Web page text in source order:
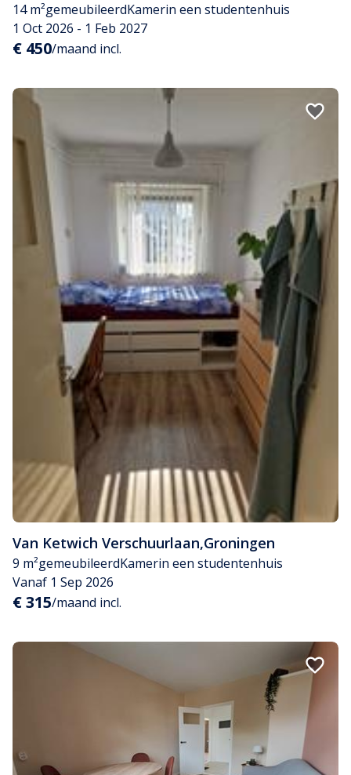
14 m²gemeubileerdKamerin een studentenhuis
1 Oct 2026 - 1 Feb 2027
€ 450/maand incl.
Van Ketwich Verschuurlaan,Groningen
9 m²gemeubileerdKamerin een studentenhuis
Vanaf 1 Sep 2026
€ 315/maand incl.